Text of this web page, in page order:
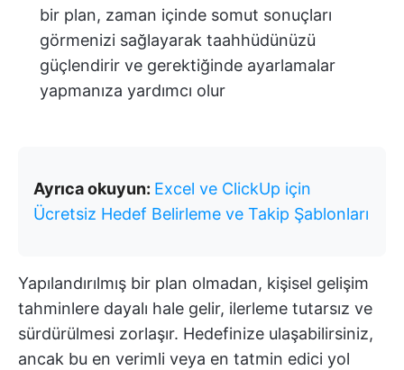
bir plan, zaman içinde somut sonuçları
görmenizi sağlayarak taahhüdünüzü
güçlendirir ve gerektiğinde ayarlamalar
yapmanıza yardımcı olur
Ayrıca okuyun: Excel ve ClickUp için
Ücretsiz Hedef Belirleme ve Takip Şablonları
Yapılandırılmış bir plan olmadan, kişisel gelişim
tahminlere dayalı hale gelir, ilerleme tutarsız ve
sürdürülmesi zorlaşır. Hedefinize ulaşabilirsiniz,
ancak bu en verimli veya en tatmin edici yol